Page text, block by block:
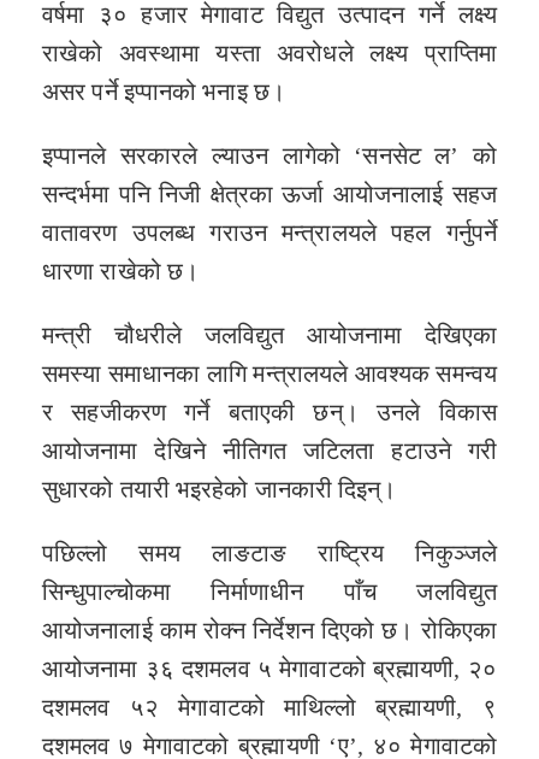
वर्षमा ३० हजार मेगावाट विद्युत उत्पादन गर्ने लक्ष्य
राखेको अवस्थामा यस्ता अवरोधले लक्ष्य प्राप्तिमा
असर पर्ने इप्पानको भनाइ छ।
इप्पानले सरकारले ल्याउन लागेको ‘सनसेट ल’ को
सन्दर्भमा पनि निजी क्षेत्रका ऊर्जा आयोजनालाई सहज
वातावरण उपलब्ध गराउन मन्त्रालयले पहल गर्नुपर्ने
धारणा राखेको छ।
मन्त्री चौधरीले जलविद्युत आयोजनामा देखिएका
समस्या समाधानका लागि मन्त्रालयले आवश्यक समन्वय
र सहजीकरण गर्ने बताएकी छन्। उनले विकास
आयोजनामा देखिने नीतिगत जटिलता हटाउने गरी
सुधारको तयारी भइरहेको जानकारी दिइन्।
पछिल्लो समय लाङटाङ राष्ट्रिय निकुञ्जले
सिन्धुपाल्चोकमा निर्माणाधीन पाँच जलविद्युत
आयोजनालाई काम रोक्न निर्देशन दिएको छ। रोकिएका
आयोजनामा ३६ दशमलव ५ मेगावाटको ब्रह्मायणी, २०
दशमलव ५२ मेगावाटको माथिल्लो ब्रह्मायणी, ९
दशमलव ७ मेगावाटको ब्रह्मायणी ‘ए’, ४० मेगावाटको